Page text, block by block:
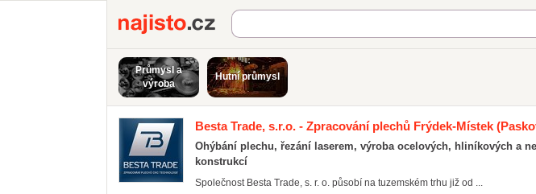
Najisto.cz
Průmysl a
výroba
Hutní průmysl
Besta Trade, s.r.o. - Zpracování plechů Frýdek-Místek
Ohýbání plechu, řezání laserem, výroba ocelových, hliníkových a
konstrukcí
Společnost Besta Trade, s. r. o. působí na tuzemském trhu již od ...